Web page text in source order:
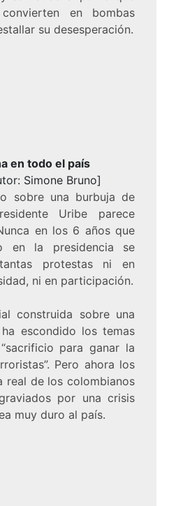
en bombas
su desesperación.
en todo el país
Simone Bruno]
sobre una burbuja de
Uribe parece
en los 6 años que
en la presidencia se
protestas ni en
ni en participación.
construida sobre una
escondido los temas
para ganar la
Pero ahora los
real de los colombianos
por una crisis
muy duro al país.